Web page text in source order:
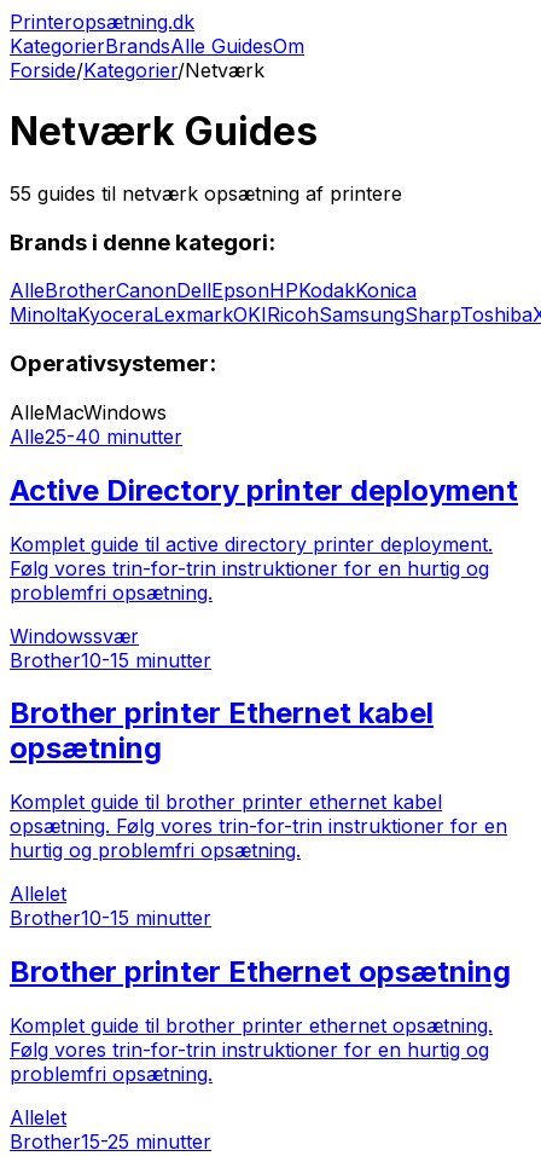
Printeropsætning.dk
KategorierBrandsAlle GuidesOm
Forside/Kategorier/Netværk
Netværk Guides
55 guides til netværk opsætning af printere
Brands i denne kategori:
AlleBrotherCanonDellEpsonHPKodakKonica
MinoltaKyoceraLexmarkOKIRicohSamsungSharpToshiba
Operativsystemer:
AlleMacWindows
Alle25-40 minutter
Active Directory printer deployment
Komplet guide til active directory printer deployment.
Følg vores trin-for-trin instruktioner for en hurtig og
problemfri opsætning.
Windowssvær
Brother10-15 minutter
Brother printer Ethernet kabel
opsætning
Komplet guide til brother printer ethernet kabel
opsætning. Følg vores trin-for-trin instruktioner for en
hurtig og problemfri opsætning.
Allelet
Brother10-15 minutter
Brother printer Ethernet opsætning
Komplet guide til brother printer ethernet opsætning.
Følg vores trin-for-trin instruktioner for en hurtig og
problemfri opsætning.
Allelet
Brother15-25 minutter